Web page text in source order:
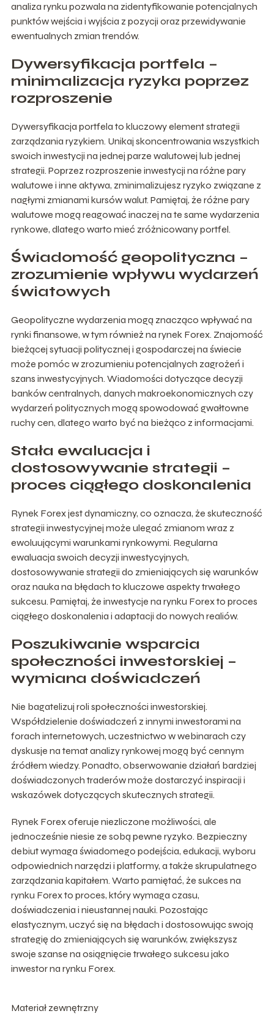
analiza rynku pozwala na zidentyfikowanie potencjalnych
punktów wejścia i wyjścia z pozycji oraz przewidywanie
ewentualnych zmian trendów.
Dywersyfikacja portfela –
minimalizacja ryzyka poprzez
rozproszenie
Dywersyfikacja portfela to kluczowy element strategii
zarządzania ryzykiem. Unikaj skoncentrowania wszystkich
swoich inwestycji na jednej parze walutowej lub jednej
strategii. Poprzez rozproszenie inwestycji na różne pary
walutowe i inne aktywa, zminimalizujesz ryzyko związane z
nagłymi zmianami kursów walut. Pamiętaj, że różne pary
walutowe mogą reagować inaczej na te same wydarzenia
rynkowe, dlatego warto mieć zróżnicowany portfel.
Świadomość geopolityczna –
zrozumienie wpływu wydarzeń
światowych
Geopolityczne wydarzenia mogą znacząco wpływać na
rynki finansowe, w tym również na rynek Forex. Znajomość
bieżącej sytuacji politycznej i gospodarczej na świecie
może pomóc w zrozumieniu potencjalnych zagrożeń i
szans inwestycyjnych. Wiadomości dotyczące decyzji
banków centralnych, danych makroekonomicznych czy
wydarzeń politycznych mogą spowodować gwałtowne
ruchy cen, dlatego warto być na bieżąco z informacjami.
Stała ewaluacja i
dostosowywanie strategii –
proces ciągłego doskonalenia
Rynek Forex jest dynamiczny, co oznacza, że skuteczność
strategii inwestycyjnej może ulegać zmianom wraz z
ewoluującymi warunkami rynkowymi. Regularna
ewaluacja swoich decyzji inwestycyjnych,
dostosowywanie strategii do zmieniających się warunków
oraz nauka na błędach to kluczowe aspekty trwałego
sukcesu. Pamiętaj, że inwestycje na rynku Forex to proces
ciągłego doskonalenia i adaptacji do nowych realiów.
Poszukiwanie wsparcia
społeczności inwestorskiej –
wymiana doświadczeń
Nie bagatelizuj roli społeczności inwestorskiej.
Współdzielenie doświadczeń z innymi inwestorami na
forach internetowych, uczestnictwo w webinarach czy
dyskusje na temat analizy rynkowej mogą być cennym
źródłem wiedzy. Ponadto, obserwowanie działań bardziej
doświadczonych traderów może dostarczyć inspiracji i
wskazówek dotyczących skutecznych strategii.
Rynek Forex oferuje niezliczone możliwości, ale
jednocześnie niesie ze sobą pewne ryzyko. Bezpieczny
debiut wymaga świadomego podejścia, edukacji, wyboru
odpowiednich narzędzi i platformy, a także skrupulatnego
zarządzania kapitałem. Warto pamiętać, że sukces na
rynku Forex to proces, który wymaga czasu,
doświadczenia i nieustannej nauki. Pozostając
elastycznym, uczyć się na błędach i dostosowując swoją
strategię do zmieniających się warunków, zwiększysz
swoje szanse na osiągnięcie trwałego sukcesu jako
inwestor na rynku Forex.
Materiał zewnętrzny